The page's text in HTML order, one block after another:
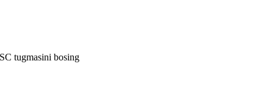
tugmasini bosing